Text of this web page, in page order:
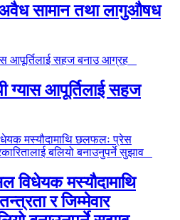
सामान तथा लागुऔषध
ग्यास आपूर्तिलाई सहज
विधेयक मस्यौदामाथि
र जिम्मेवार